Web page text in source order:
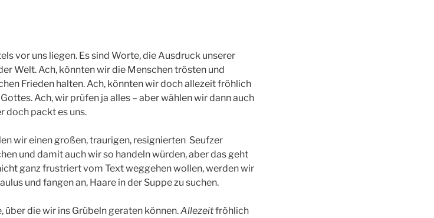
vor uns liegen. Es sind Worte, die Ausdruck unserer
Welt. Ach, könnten wir die Menschen trösten und
Frieden halten. Ach, könnten wir doch allezeit fröhlich
Ach, wir prüfen ja alles – aber wählen wir dann auch
doch packt es uns.
wir einen großen, traurigen, resignierten Seufzer
und damit auch wir so handeln würden, aber das geht
ganz frustriert vom Text weggehen wollen, werden wir
und fangen an, Haare in der Suppe zu suchen.
die wir ins Grübeln geraten können.Allezeitfröhlich